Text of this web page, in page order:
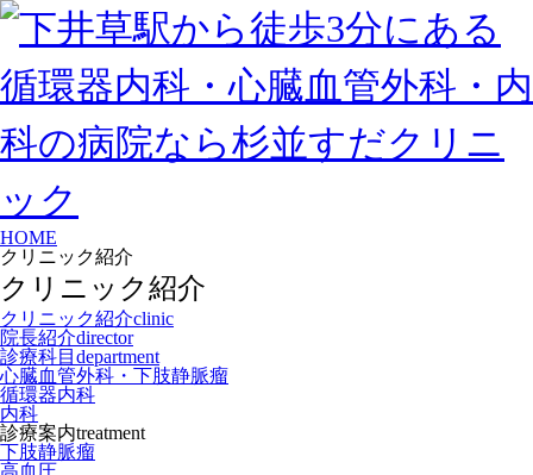
HOME
クリニック紹介
クリニック紹介
クリニック紹介clinic
院長紹介director
診療科目 department
心臓血管外科・下肢静脈瘤
循環器内科
内科
診療案内treatment
下肢静脈瘤
高血圧